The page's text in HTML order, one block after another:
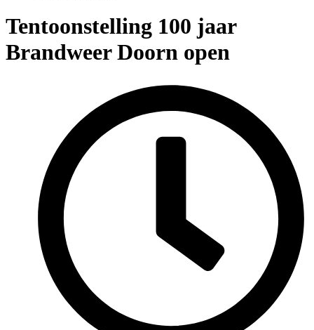
Tentoonstelling 100 jaar
Brandweer Doorn open